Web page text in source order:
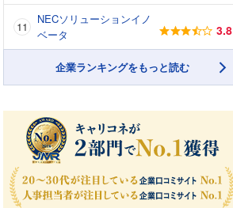
NECソリューションイノ
ベータ
3.8
企業ランキングをもっと読む